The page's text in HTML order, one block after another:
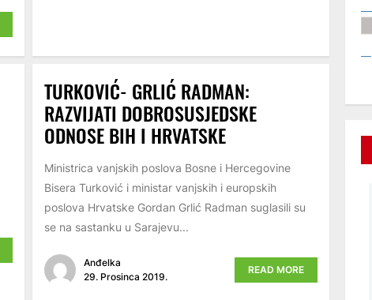
TURKOVIĆ- GRLIĆ RADMAN:
RAZVIJATI DOBROSUSJEDSKE
ODNOSE BIH I HRVATSKE
Ministrica vanjskih poslova Bosne i Hercegovine
Bisera Turković i ministar vanjskih i europskih
poslova Hrvatske Gordan Grlić Radman suglasili su
se na sastanku u Sarajevu...
Anđelka
29. Prosinca 2019.
READ MORE